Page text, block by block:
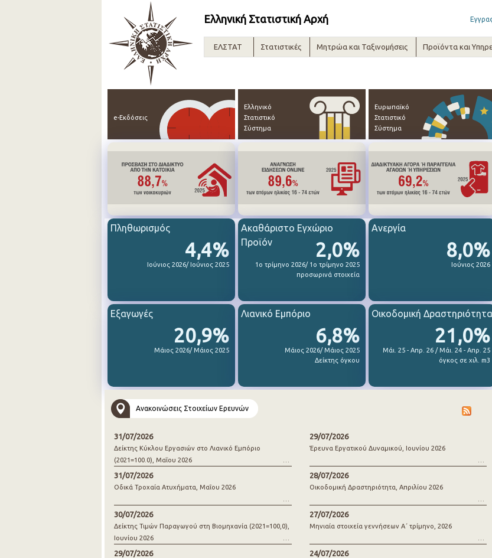
Ελληνική Στατιστική Αρχή
ΕΛΣΤΑΤ Στατιστικές Μητρώα και Ταξινομήσεις Προϊόντα και
e-Εκδόσεις
Ελληνικό
Στατιστικό
Σύστημα
Ευρωπαϊκό
Στατιστικό
Σύστημα
4,4%
Ιούνιος 2026/ Ιούνιος 2025
Πληθωρισμός
2,0%
1ο τρίμηνο 2026/ 1ο τρίμηνο 2025
προσωρινά στοιχεία
Ακαθάριστο Εγχώριο
Προϊόν
8,0%
Ιούνιος 2026
Ανεργία
20,9%
Μάιος 2026/ Μάιος 2025
Εξαγωγές
6,8%
Μάιος 2026/ Μάιος 2025
Δείκτης όγκου
Λιανικό Εμπόριο
21,0%
Μάι. 25 - Απρ. 26 / Μάι. 24 - Απρ. 25
όγκος σε χιλ. m3
Οικοδομική Δραστηριότητα
Ανακοινώσεις Στοιχείων Ερευνών
31/07/2026
Δείκτης Κύκλου Εργασιών στο Λιανικό Εμπόριο
(2021=100.0), Μαΐου 2026
31/07/2026
Οδικά Τροχαία Ατυχήματα, Μαΐου 2026
30/07/2026
Δείκτης Τιμών Παραγωγού στη Βιομηχανία (2021=100,0),
Ιουνίου 2026
29/07/2026
29/07/2026
Έρευνα Εργατικού Δυναμικού, Ιουνίου 2026
28/07/2026
Οικοδομική Δραστηριότητα, Απριλίου 2026
27/07/2026
Μηνιαία στοιχεία γεννήσεων Α΄ τρίμηνο, 2026
24/07/2026